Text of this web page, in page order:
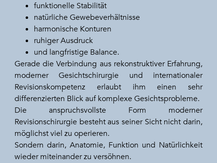
funktionelle Stabilität
natürliche Gewebeverhältnisse
harmonische Konturen
ruhiger Ausdruck
und langfristige Balance.
Gerade die Verbindung aus rekonstruktiver Erfahrung,
moderner Gesichtschirurgie und internationaler
Revisionskompetenz erlaubt ihm einen sehr
differenzierten Blick auf komplexe Gesichtsprobleme.
Die anspruchsvollste Form moderner
Revisionschirurgie besteht aus seiner Sicht nicht darin,
möglichst viel zu operieren.
Sondern darin, Anatomie, Funktion und Natürlichkeit
wieder miteinander zu versöhnen.